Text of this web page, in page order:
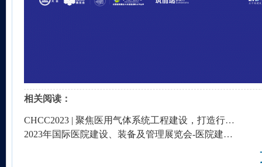
相关阅读：
CHCC2023 | 聚焦医用气体系统工程建设，打造行业发展新高地
2023年国际医院建设、装备及管理展览会-医院建设展（CHCC2023）